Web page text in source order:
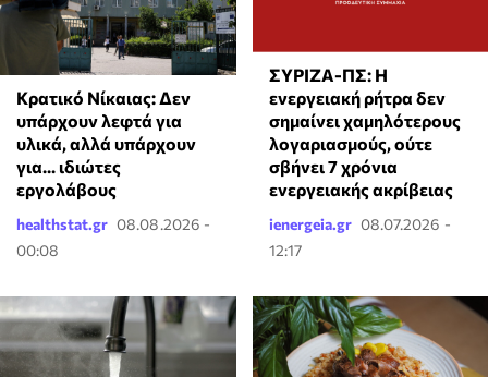
Κρατικό Νίκαιας: Δεν
υπάρχουν λεφτά για
υλικά, αλλά υπάρχουν
για... ιδιώτες
εργολάβους
healthstat.gr 08.08.2026 -
00:08
ΣΥΡΙΖΑ-ΠΣ: Η
ενεργειακή ρήτρα δεν
σημαίνει χαμηλότερους
λογαριασμούς, ούτε
σβήνει 7 χρόνια
ενεργειακής ακρίβειας
ienergeia.gr 08.07.2026 -
12:17